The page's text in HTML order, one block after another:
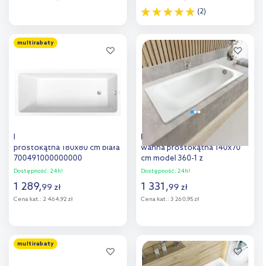
Dodaj do
porównania
(2)
Dodaj do
porównania
multirabaty
Duravit No.1 wanna
prostokątna 180x80 cm biała
700491000000000
Dostępność: 24h!
1 289,99 zł
Cena kat.: 2 464,92 zł
Dodaj do
Kaldewei Saniform Plus
wanna prostokątna 140x70
cm model 360-1 z
powierzchnią uszlachetnioną
Dostępność: 24h!
1 331,99 zł
Cena kat.: 3 260,95 zł
Dodaj do
multirabaty